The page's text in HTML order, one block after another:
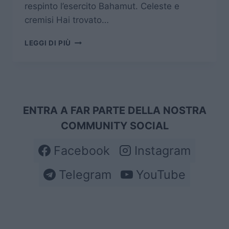
respinto l’esercito Bahamut. Celeste e
cremisi Hai trovato…
LEGGI DI PIÙ WORLD
TROFEI
ENTRA A FAR PARTE DELLA NOSTRA
COMMUNITY SOCIAL
Facebook
Instagram
Telegram
YouTube